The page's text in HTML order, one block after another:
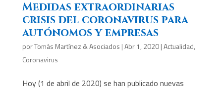
Medidas extraordinarias
crisis del coronavirus para
autónomos y empresas
porTomás Martínez & Asociados |Abr 1, 2020|Actualidad,
Coronavirus
Hoy (1 de abril de 2020) se han publicado nuevas